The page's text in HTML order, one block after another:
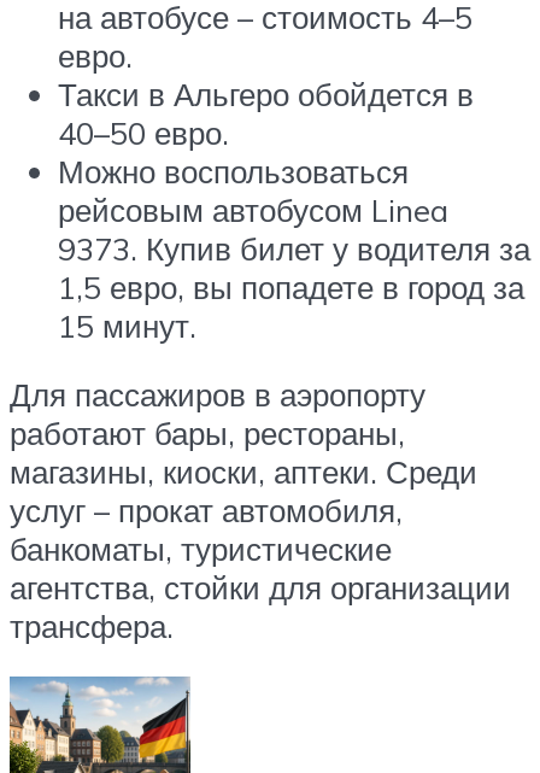
на автобусе – стоимость 4–5
евро.
Такси в Альгеро обойдется в
40–50 евро.
Можно воспользоваться
рейсовым автобусом Linea
9373. Купив билет у водителя за
1,5 евро, вы попадете в город за
15 минут.
Для пассажиров в аэропорту
работают бары, рестораны,
магазины, киоски, аптеки. Среди
услуг – прокат автомобиля,
банкоматы, туристические
агентства, стойки для организации
трансфера.